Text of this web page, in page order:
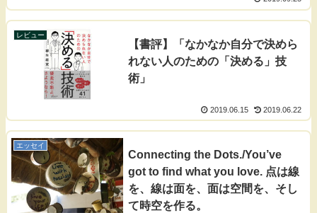
レビュー
【書評】「なかなか自分で決めら
れない人のための「決める」技
術」
2019.06.15 2019.06.22
エッセイ
Connecting the Dots./You’ve
got to find what you love. 点は線
を、線は面を、面は空間を、そし
て時空を作る。